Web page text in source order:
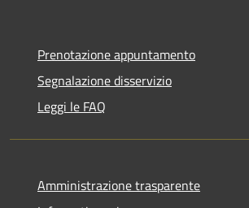
Prenotazione appuntamento
Segnalazione disservizio
Leggi le FAQ
Amministrazione trasparente